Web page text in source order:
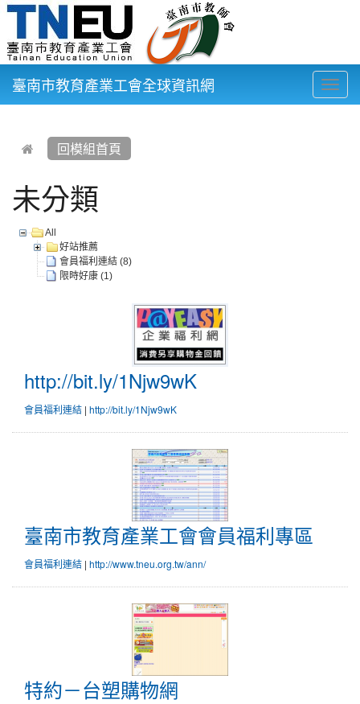
臺南市教育產業工會全球資訊網
回模組首頁
未分類
All
好站推薦
會員福利連結 (8)
限時好康 (1)
http://bit.ly/1Njw9wK
會員福利連結 | http://bit.ly/1Njw9wK
臺南市教育產業工會會員福利專區
會員福利連結 | http://www.tneu.org.tw/ann/
特約－台塑購物網